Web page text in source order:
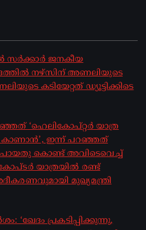
സര്‍ക്കാര്‍ ജനകീയ
നഴ്സിന് അണലിയുടെ
കടിയേറ്റത് ഡ്യൂട്ടിക്കിടെ
‘ഹെലികോപ്റ്റർ യാത്ര
കാണാൻ’, ഇന്ന് പറഞ്ഞത്
പോയതു കൊണ്ട് അവിടെവെച്ച്
യാത്രയിൽ രണ്ട്
മുഖ്യമന്ത്രി
‘ഖേദം പ്രകടിപ്പിക്കുന്നു,